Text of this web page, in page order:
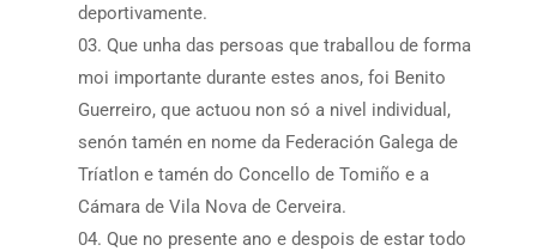
deportivamente.
Que unha das persoas que traballou de forma
moi importante durante estes anos, foi Benito
Guerreiro, que actuou non só a nivel individual,
senón tamén en nome da Federación Galega de
Tríatlon e tamén do Concello de Tomiño e a
Cámara de Vila Nova de Cerveira.
Que no presente ano e despois de estar todo